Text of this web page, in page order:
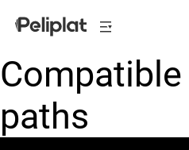
paths